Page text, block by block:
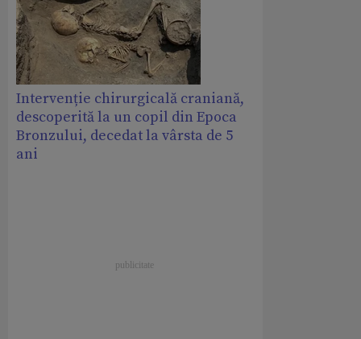
Intervenție chirurgicală craniană,
descoperită la un copil din Epoca
Bronzului, decedat la vârsta de 5
ani